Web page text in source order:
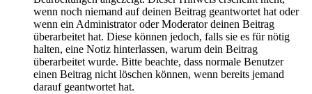
wenn noch niemand auf deinen Beitrag geantwortet hat oder
wenn ein Administrator oder Moderator deinen Beitrag
überarbeitet hat. Diese können jedoch, falls sie es für nötig
halten, eine Notiz hinterlassen, warum dein Beitrag
überarbeitet wurde. Bitte beachte, dass normale Benutzer
einen Beitrag nicht löschen können, wenn bereits jemand
darauf geantwortet hat.